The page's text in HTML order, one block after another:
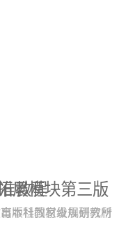
展模块第三版
版社教材发展研究所
教程
本科国家级规划教材